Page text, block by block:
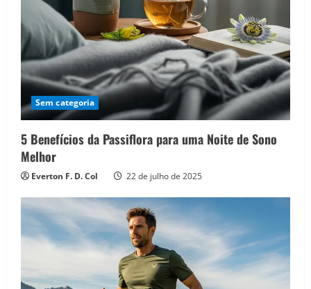
Sem categoria
5 Benefícios da Passiflora para uma Noite de Sono
Melhor
Everton F. D. Col 22 de julho de 2025